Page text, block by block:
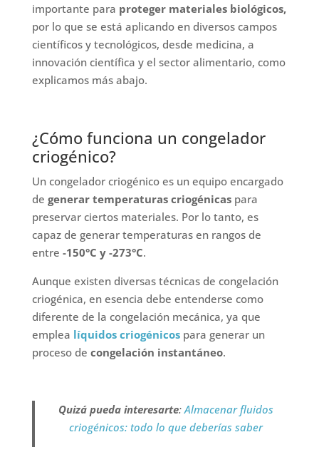
importante para proteger materiales biológicos,
por lo que se está aplicando en diversos campos
científicos y tecnológicos, desde medicina, a
innovación científica y el sector alimentario, como
explicamos más abajo.
¿Cómo funciona un congelador
criogénico?
Un congelador criogénico es un equipo encargado
de generar temperaturas criogénicaspara
preservar ciertos materiales. Por lo tanto, es
capaz de generar temperaturas en rangos de
entre -150°C y -273°C.
Aunque existen diversas técnicas de congelación
criogénica, en esencia debe entenderse como
diferente de la congelación mecánica, ya que
emplea líquidos criogénicospara generar un
proceso de congelación instantáneo.
Quizá pueda interesarte:Almacenar fluidos
criogénicos: todo lo que deberías saber